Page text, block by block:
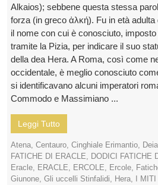
Alkaios); sebbene questa stessa
forza (in greco ἀλκή). Fu in età
il nome con cui è conosciuto, imposto
tramite la Pizia, per indicare il suo
della dea Hera. A Roma, così come
occidentale, è meglio conosciuto
si identificavano alcuni imperatori
Commodo e Massimiano ...
Leggi Tutto
Atena, Centauro, Cinghiale Erimantio,
FATICHE DI ERACLE, DODICI FATICHE
Eracle, ERACLE, ERCOLE, Ercole,
Giunone, Gli uccelli Stinfalidi, Hera, I